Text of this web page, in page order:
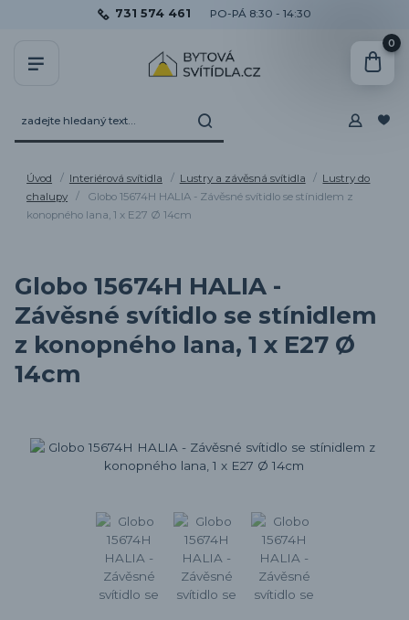
731 574 461 PO-PÁ 8:30 - 14:30
0
Úvod Interiérová svítidla Lustry a závěsná svítidla
Lustry do
chalupy
Globo 15674H HALIA - Závěsné svítidlo se stínidlem z
konopného lana, 1 x E27 Ø 14cm
Globo 15674H HALIA -
Závěsné svítidlo se stínidlem
z konopného lana, 1 x E27 Ø
14cm